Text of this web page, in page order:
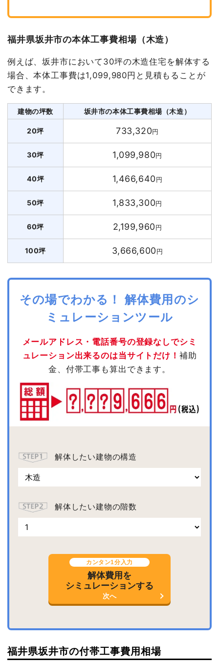
福井県坂井市の本体工事費相場（木造）
例えば、坂井市において30坪の木造住宅を解体する
場合、本体工事費は1,099,980円と見積もることが
できます。
建物の坪数 坂井市の本体工事費相場（木造）
20坪 733,320円
30坪 1,099,980円
40坪 1,466,640円
50坪 1,833,300円
60坪 2,199,960円
100坪 3,666,600円
その場でわかる！ 解体費用のシ
ミュレーションツール
メールアドレス・電話番号の登録なしでシミ
ュレーション出来るのは当サイトだけ！ 補助
金、付帯工事も算出できます。
解体したい建物の構造
解体したい建物の階数
カンタン1分入力
解体費用を
シミュレーションする
次へ
福井県坂井市の付帯工事費用相場